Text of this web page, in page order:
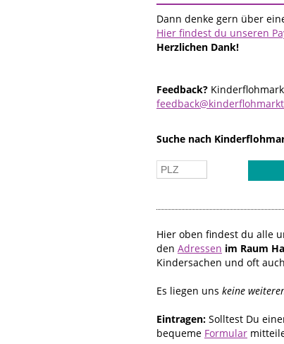
Dann denke gern über
Hier findest du unseren
Herzlichen Dank!
Feedback?
Suche nach
Hier oben findest du alle
den Adressen im Raum
Kindersachen und oft
Es liegen uns keine
Eintragen: Solltest Du
bequeme Formular